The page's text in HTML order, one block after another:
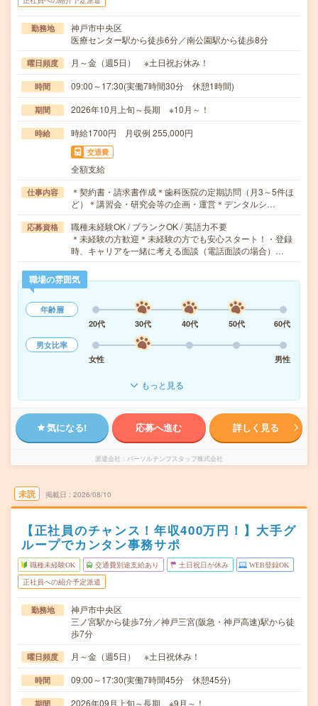
勤務地
神戸市中央区
医療センター駅から徒歩6分／南公園駅から徒歩8分
曜日頻度 月～金（週5日） ※土日祝お休み！
時間 09:00～17:30(実働7時間30分 休憩1時間)
期間 2026年10月上旬～長期 ※10月～！
時給 時給1700円 月収例 255,000円
交通費
全額支給
仕事内容
＊契約書・請求書作成＊歯科医院の定期訪問（月3～5件ほ
ど）＊講習会・研究会等の企画・運営＊デンタルシ…
応募資格
職種未経験OK / ブランクOK / 英語力不要
＊未経験の方歓迎＊未経験の方でも安心スタート！・登録
時、キャリアを一緒に考える面談（電話面談の場合）…
職場の雰囲気
年齢層
20代
30代 40代 50代
60代
男女比率
女性
男性
もっと見る
気になる! 応募へ進む 詳しく見る
派遣会社 パーソルテンプスタッフ株式会社
未読 掲載日 2026/08/10
【正社員のチャンス！年収400万円！】大手グ
ループでカンタン事務サポ
職種未経験OK 交通費別途支給あり 土日祝日が休み WEB登録OK
正社員への紹介予定派遣
勤務地
神戸市中央区
三ノ宮駅から徒歩7分／神戸三宮(阪急・神戸高速)駅から徒
歩7分
曜日頻度 月～金（週5日） ※土日祝休み！
時間 09:00～17:30(実働7時間45分 休憩45分)
期間 2026年09月上旬～長期 ※9月～！